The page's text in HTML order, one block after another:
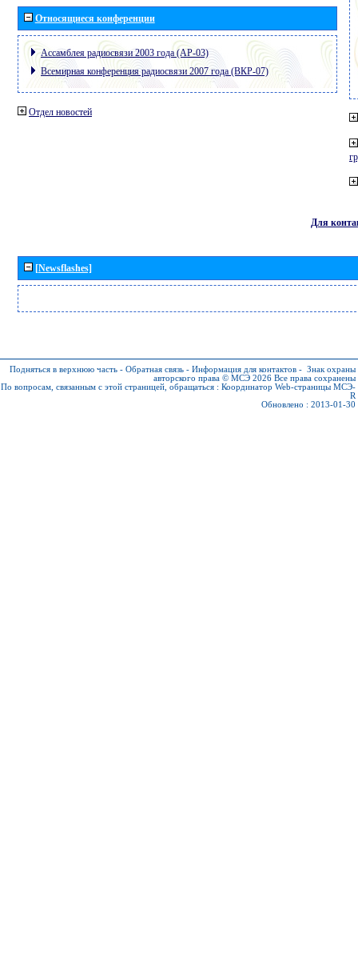
Относящиеся конференции
Ассамблея радиосвязи 2003 года (АР-03)
Всемирная конференция радиосвязи 2007 года (ВКР-07)
Отдел новостей
Для
[Newsflashes]
Подняться в верхнюю часть - Обратная связь - Информация для контактов - Знак охраны
авторского права © МСЭ 2026 Все права сохранены
По вопросам, связанным с этой страницей, обращаться : Координатор Web-страницы МСЭ-
R
Обновлено : 2013-01-30